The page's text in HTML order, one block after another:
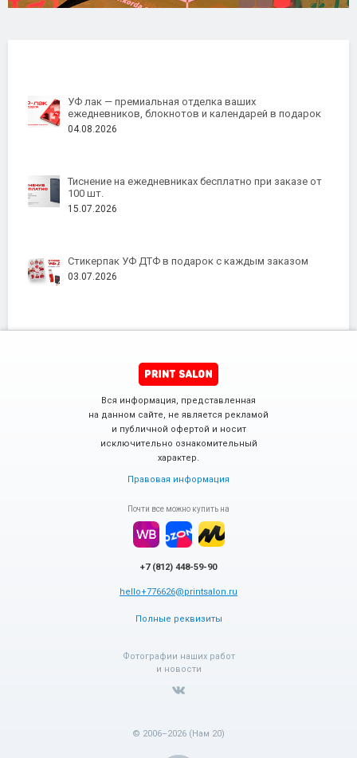
УФ лак — премиальная отделка ваших
ежедневников, блокнотов и календарей в подарок
04.08.2026
Тиснение на ежедневниках бесплатно при заказе от
100 шт.
15.07.2026
Стикерпак УФ ДТФ в подарок с каждым заказом
03.07.2026
Вся информация, представленная
на данном сайте, не является рекламой
и публичной офертой и носит
исключительно ознакомительный
характер.
Правовая информация
Почти все можно купить на
+7 (812) 448-59-90
hello+776626@printsalon.ru
Полные реквизиты
Фотографии наших работ
и новости
© 2006–2026 (Нам 20)